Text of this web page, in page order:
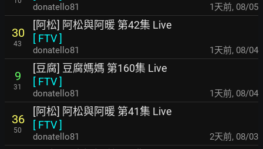
donatello81 1天前, 08/05
30
43
[阿松] 阿松與阿暖 第42集 Live
[ FTV]
donatello81 1天前, 08/04
9
31
[豆腐] 豆腐媽媽 第160集 Live
[ FTV]
donatello81 1天前, 08/04
36
50
[阿松] 阿松與阿暖 第41集 Live
[ FTV]
donatello81 2天前, 08/03